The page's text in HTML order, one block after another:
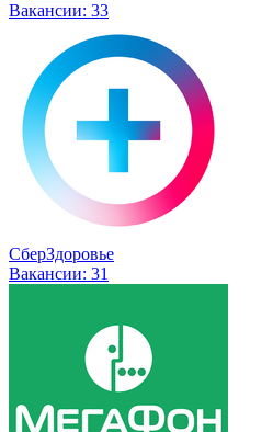
Вакансии: 33
СберЗдоровье
Вакансии: 31